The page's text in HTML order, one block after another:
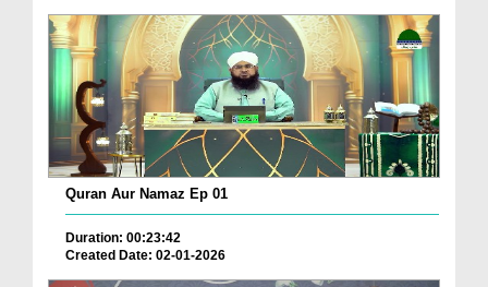
Quran Aur Namaz Ep 01
Duration: 00:23:42
Created Date: 02-01-2026